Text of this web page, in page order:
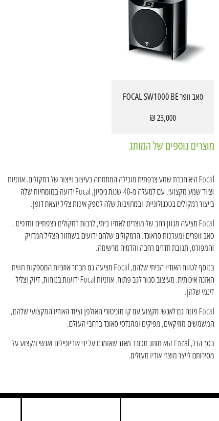
סאב וופר FOCAL SW1000 BE
23,000 ₪
מוצרים נוספים של המותג
Focal היא חברת שמע צרפתית מובילה המתמחה בעיצוב וייצור של רמקולים, אוזניות
וציוד שמע מקצועי. עם למעלה מ-40 שנות ניסיון, Focal ידועה במומחיות שלה
בייצור רמקולים בטכנולוגיית ובמחויבות שלה לספק איכות צליל יוצאת דופן.
Focal מציעה מגוון רחב של מוצרים לאודיו ביתי, לרבות רמקולים רצפתיים ומדפים ,
סאב וופרים ומערכות סראונד. הרמקולים שלהם ידועים בשחזור הצליל המדויק
והמפורט, תגובת תדרים רחבה והדמיה מרשימה.
בנוסף לטווח האודיו הביתי שלהם, Focal מציעה גם מבחר אוזניות המספקות חווית
האזנה איכותית. מעיצוב סגור לגב פתוח, אוזניות Focal ידועות בנוחות, דיוק וצליל
דינמי שלהן.
Focal פונה גם לאנשי מקצוע עם קו מוניטורי האולפן וציוד האודיו המקצועי שלהם,
המשמשים מוזיקאים, מפיקים ומהנדסי סאונד ברחבי העולם.
בסך הכל, Focal הוא מותג מכובד מאוד שאומנם על ידי אודיופילים ואנשי מקצוע על
מסירותם לייצר מוצרי אודיו מעולים.